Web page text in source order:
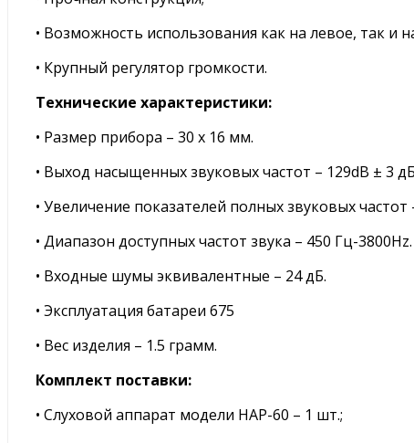
• Возможность использования как на левое, так и
• Крупный регулятор громкости.
Технические характеристики:
• Размер прибора – 30 х 16 мм.
• Выход насыщенных звуковых частот – 129dB ± 3
• Увеличение показателей полных звуковых частот
• Диапазон доступных частот звука – 450 Гц-3800Hz.
• Входные шумы эквивалентные – 24 дБ.
• Эксплуатация батареи 675
• Вес изделия – 1.5 грамм.
Комплект поставки:
• Слуховой аппарат модели НАР-60 – 1 шт.;